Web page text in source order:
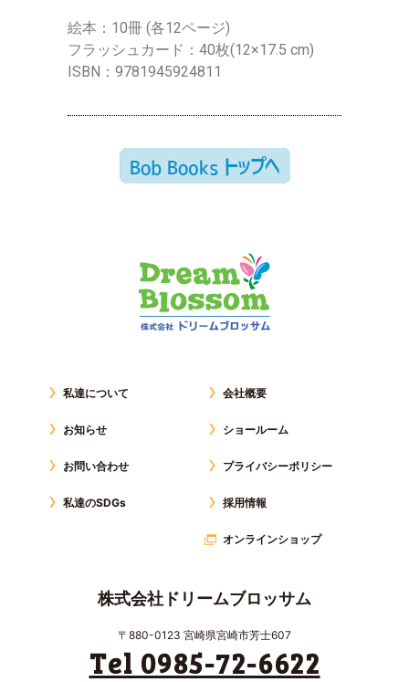
絵本：10冊 (各12ページ)
フラッシュカード：40枚(12×17.5 cm)
ISBN：9781945924811
私達について
お知らせ
お問い合わせ
私達のSDGs
会社概要
ショールーム
プライバシーポリシー
採用情報
オンラインショップ
株式会社ドリームブロッサム
〒880-0123 宮崎県宮崎市芳士607
Tel 0985-72-6622